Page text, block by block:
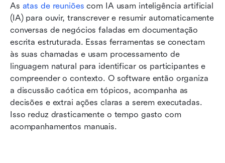
As atas de reuniões com IA usam inteligência artificial
(IA) para ouvir, transcrever e resumir automaticamente
conversas de negócios faladas em documentação
escrita estruturada. Essas ferramentas se conectam
às suas chamadas e usam processamento de
linguagem natural para identificar os participantes e
compreender o contexto. O software então organiza
a discussão caótica em tópicos, acompanha as
decisões e extrai ações claras a serem executadas.
Isso reduz drasticamente o tempo gasto com
acompanhamentos manuais.